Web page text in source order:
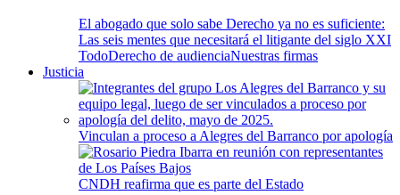
El abogado que solo sabe Derecho ya no es suficiente:
Las seis mentes que necesitará el litigante del siglo XXI
TodoDerecho de audienciaNuestras firmas
Justicia
Vinculan a proceso a Alegres del Barranco por apología
CNDH reafirma que es parte del Estado